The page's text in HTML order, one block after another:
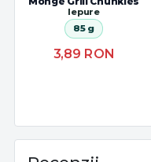
Iepure
85 g
3,89 RON